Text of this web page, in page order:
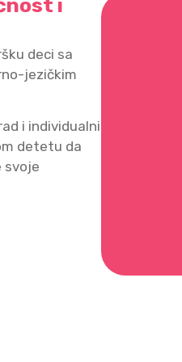
i
deci sa
jezičkim
i individualni
detetu da
svoje